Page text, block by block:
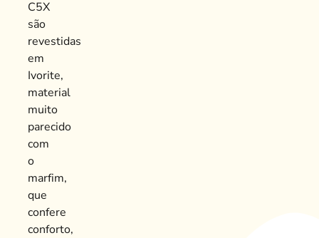
C5X
são
revestidas
em
Ivorite,
material
muito
parecido
com
o
marfim,
que
confere
conforto,